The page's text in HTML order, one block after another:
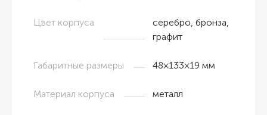
Цвет корпуса
серебро, бронза,
графит
Габаритные размеры 48×133×19 мм
Материал корпуса металл